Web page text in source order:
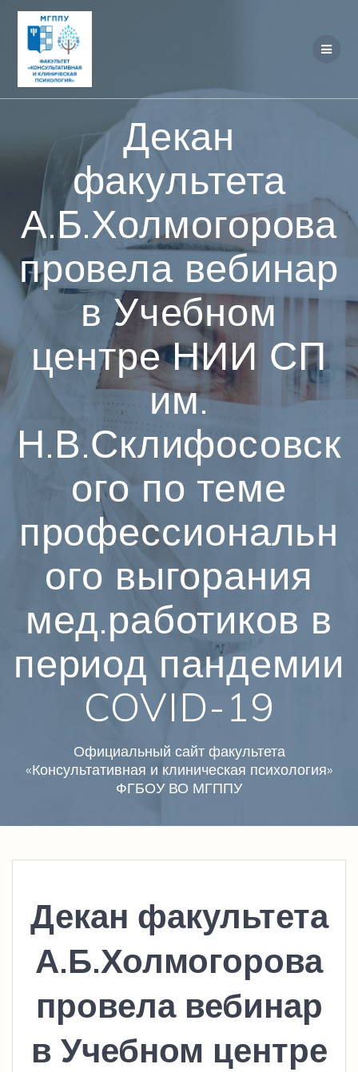
Декан
факультета
А.Б.Холмогорова
провела вебинар
в Учебном
центре НИИ СП
им.
Н.В.Склифосовск
ого по теме
профессиональн
ого выгорания
мед.работиков в
период пандемии
COVID-19
Официальный сайт факультета
«Консультативная и клиническая психология»
ФГБОУ ВО МГППУ
Декан факультета
А.Б.Холмогорова
провела вебинар
в Учебном центре